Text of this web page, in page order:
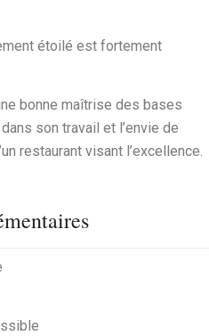
étoilé est fortement
bonne maîtrise des bases
son travail et l’envie de
restaurant visant l’excellence.